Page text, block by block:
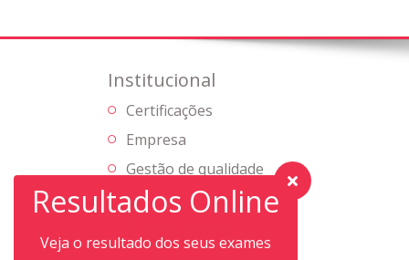
Institucional
Certificações
Empresa
Gestão de qualidade
Informativos
Resultados Online
Veja o resultado dos seus exames